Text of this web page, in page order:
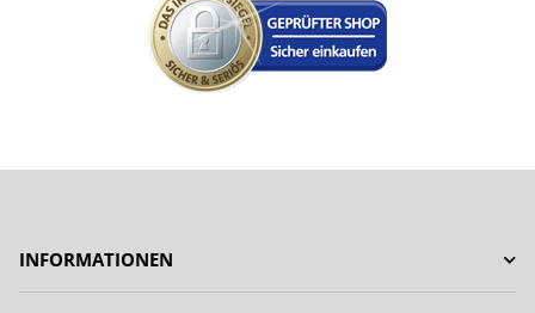
INFORMATIONEN